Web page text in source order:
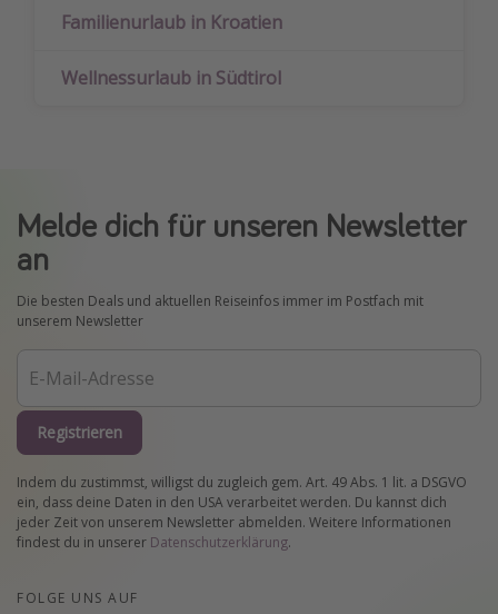
Familienurlaub in Kroatien
Wellnessurlaub in Südtirol
Melde dich für unseren Newsletter
an
Die besten Deals und aktuellen Reiseinfos immer im Postfach mit
unserem Newsletter
Registrieren
Indem du zustimmst, willigst du zugleich gem. Art. 49 Abs. 1 lit. a DSGVO
ein, dass deine Daten in den USA verarbeitet werden. Du kannst dich
jeder Zeit von unserem Newsletter abmelden. Weitere Informationen
findest du in unserer Datenschutzerklärung.
FOLGE UNS AUF